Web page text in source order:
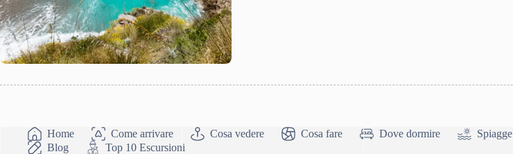
Home Come arrivare Cosa vedere Cosa fare Dove dormire Spiagge
Blog
Top 10 Escursioni